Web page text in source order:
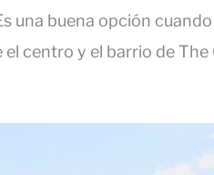
una buena opción
el centro y el barrio de